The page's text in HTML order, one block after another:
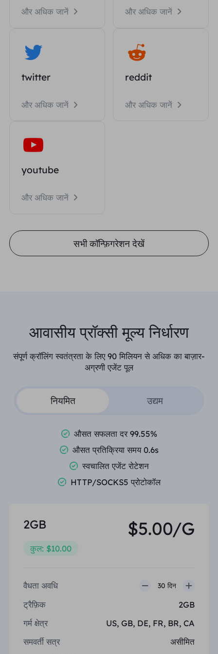
और अधिक जानें और अधिक जानें
twitter
और अधिक जानें
reddit
और अधिक जानें
youtube
और अधिक जानें
सभी कॉन्फ़िगरेशन देखें
आवासीय प्रॉक्सी मूल्य निर्धारण
संपूर्ण क्रॉलिंग स्वतंत्रता के लिए 90 मिलियन से अधिक का बाज़ार-
अग्रणी एजेंट पूल
नियमित उद्यम
औसत सफलता दर 99.55%
औसत प्रतिक्रिया समय 0.6s
स्वचालित एजेंट रोटेशन
HTTP/SOCKS5 प्रोटोकॉल
2GB
कुल: $10.00
$5.00/G
वैधता अवधि 30 दिन
ट्रैफ़िक
2GB
गर्म क्षेत्र
US, GB, DE, FR, BR, CA
समवर्ती सत्र
असीमित